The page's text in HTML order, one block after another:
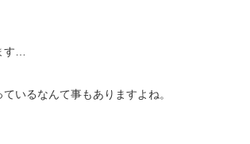
す…
いるなんて事もありますよね。